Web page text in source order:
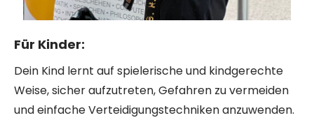
Für Kinder:
Dein Kind lernt auf spielerische und kindgerechte
Weise, sicher aufzutreten, Gefahren zu vermeiden
und einfache Verteidigungstechniken anzuwenden.